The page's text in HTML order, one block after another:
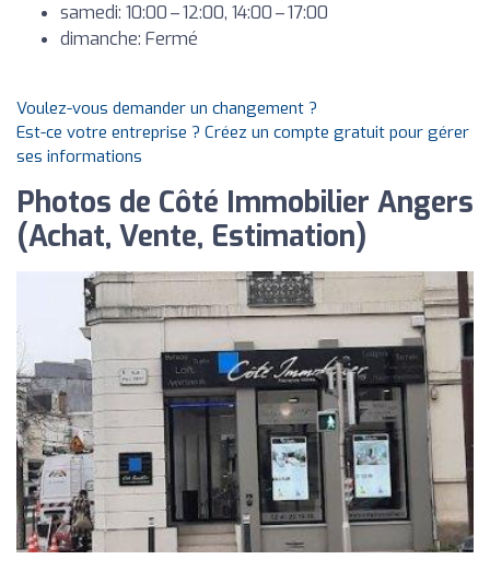
samedi: 10:00 – 12:00, 14:00 – 17:00
dimanche: Fermé
Voulez-vous demander un changement ?
Est-ce votre entreprise ? Créez un compte gratuit pour gérer
ses informations
Photos de Côté Immobilier Angers
(Achat, Vente, Estimation)